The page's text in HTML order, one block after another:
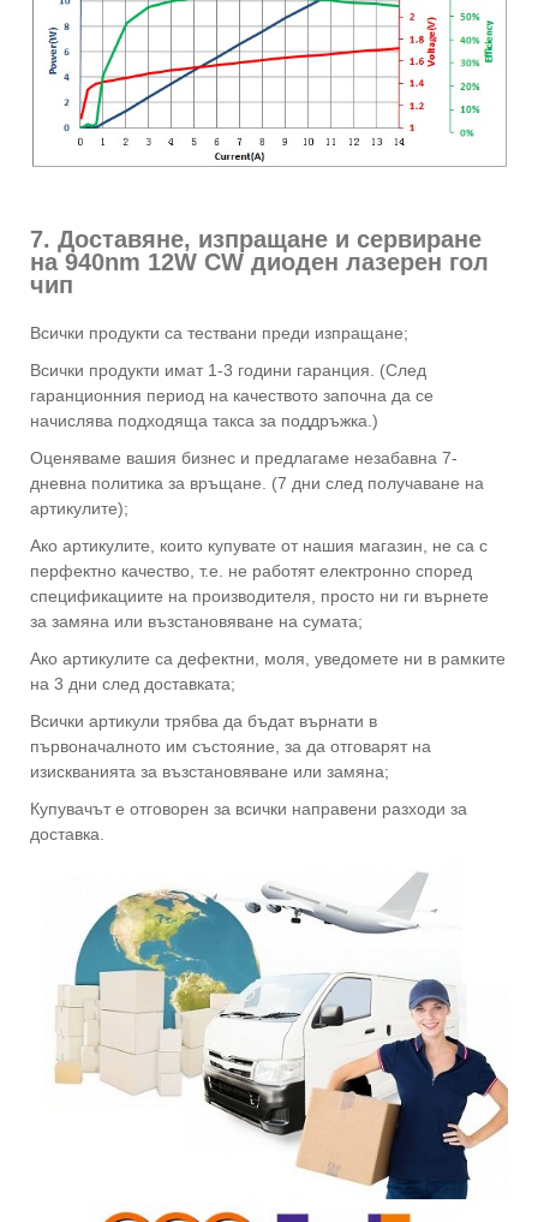
7. Доставяне, изпращане и сервиране
на 940nm 12W CW диоден лазерен гол
чип
Всички продукти са тествани преди изпращане;
Всички продукти имат 1-3 години гаранция. (След
гаранционния период на качеството започна да се
начислява подходяща такса за поддръжка.)
Оценяваме вашия бизнес и предлагаме незабавна 7-
дневна политика за връщане. (7 дни след получаване на
артикулите);
Ако артикулите, които купувате от нашия магазин, не са с
перфектно качество, т.е. не работят електронно според
спецификациите на производителя, просто ни ги върнете
за замяна или възстановяване на сумата;
Ако артикулите са дефектни, моля, уведомете ни в рамките
на 3 дни след доставката;
Всички артикули трябва да бъдат върнати в
първоначалното им състояние, за да отговарят на
изискванията за възстановяване или замяна;
Купувачът е отговорен за всички направени разходи за
доставка.